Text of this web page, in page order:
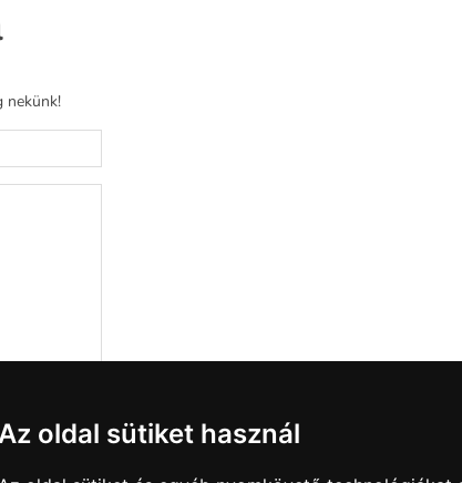
oldal sütiket használ
nekünk!
szabályzat